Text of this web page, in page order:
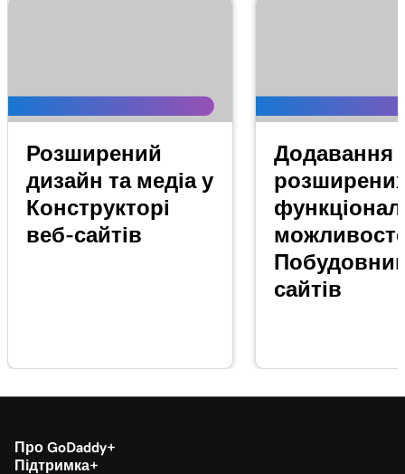
Розширений
дизайн та медіа у
Конструкторі
веб-сайтів
Додавання
сайтів
Про GoDaddy
Підтримка